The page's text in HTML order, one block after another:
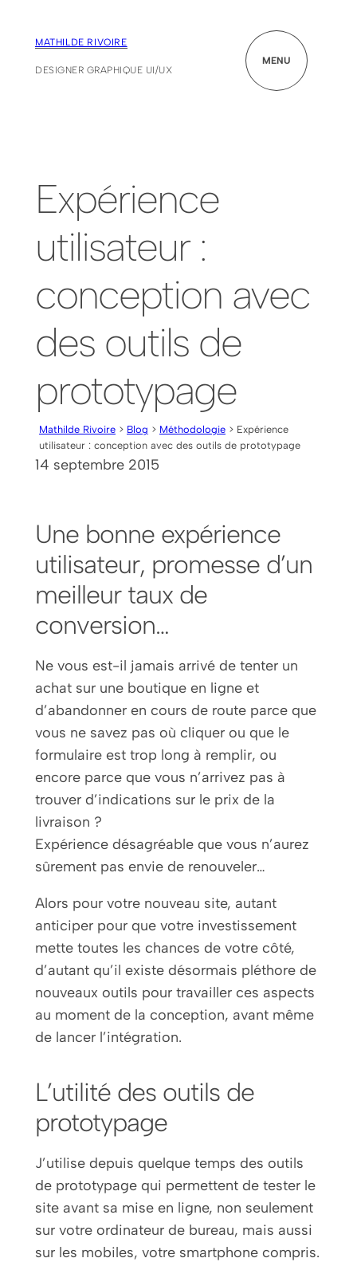
MATHILDE RIVOIRE
DESIGNER GRAPHIQUE UI/UX
MENU
Expérience
utilisateur :
conception avec
des outils de
prototypage
Mathilde Rivoire > Blog > Méthodologie > Expérience
utilisateur : conception avec des outils de prototypage
14 septembre 2015
Une bonne expérience
utilisateur, promesse d’un
meilleur taux de
conversion…
Ne vous est-il jamais arrivé de tenter un
achat sur une boutique en ligne et
d’abandonner en cours de route parce que
vous ne savez pas où cliquer ou que le
formulaire est trop long à remplir, ou
encore parce que vous n’arrivez pas à
trouver d’indications sur le prix de la
livraison ?
Expérience désagréable que vous n’aurez
sûrement pas envie de renouveler…
Alors pour votre nouveau site, autant
anticiper pour que votre investissement
mette toutes les chances de votre côté,
d’autant qu’il existe désormais pléthore de
nouveaux outils pour travailler ces aspects
au moment de la conception, avant même
de lancer l’intégration.
L’utilité des outils de
prototypage
J’utilise depuis quelque temps des outils
de prototypage qui permettent de tester le
site avant sa mise en ligne, non seulement
sur votre ordinateur de bureau, mais aussi
sur les mobiles, votre smartphone compris.